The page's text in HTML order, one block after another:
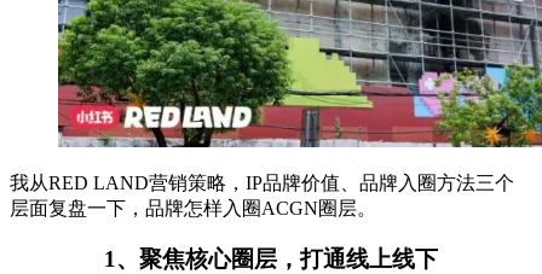
我从RED LAND营销策略，IP品牌价值、品牌入圈方法三个
层面复盘一下，品牌怎样入圈ACGN圈层。
1、聚焦核心圈层，打通线上线下